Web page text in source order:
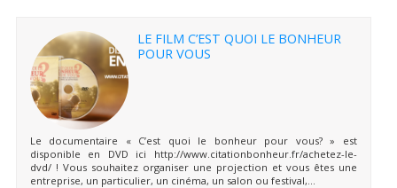
LE FILM C’EST QUOI LE BONHEUR
POUR VOUS
Le documentaire « C’est quoi le bonheur pour vous? » est
disponible en DVD ici http://www.citationbonheur.fr/achetez-le-
dvd/ ! Vous souhaitez organiser une projection et vous êtes une
entreprise, un particulier, un cinéma, un salon ou festival,...